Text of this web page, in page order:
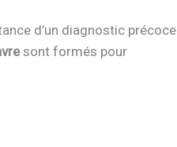
d’un diagnostic précoce
sont formés pour